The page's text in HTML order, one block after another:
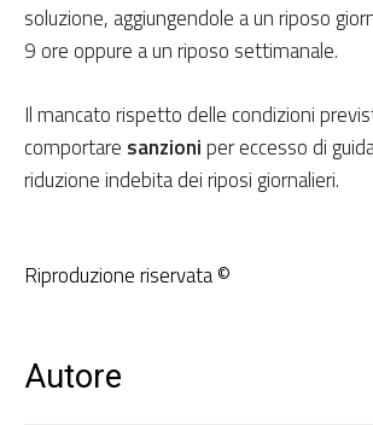
soluzione, aggiungendole a un riposo
9 ore oppure a un riposo settimanale.
Il mancato rispetto delle condizioni
comportare sanzioniper eccesso di
riduzione indebita dei riposi giornalieri.
Riproduzione riservata ©
Autore